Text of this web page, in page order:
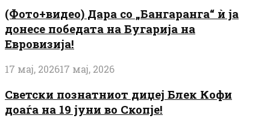
(Фото+видео) Дара со „Бангаранга“ ѝ ја
донесе победата на Бугарија на
Евровизија!
17 мај, 202617 мај, 2026
Светски познатниот диџеј Блек Кофи
доаѓа на 19 јуни во Скопје!